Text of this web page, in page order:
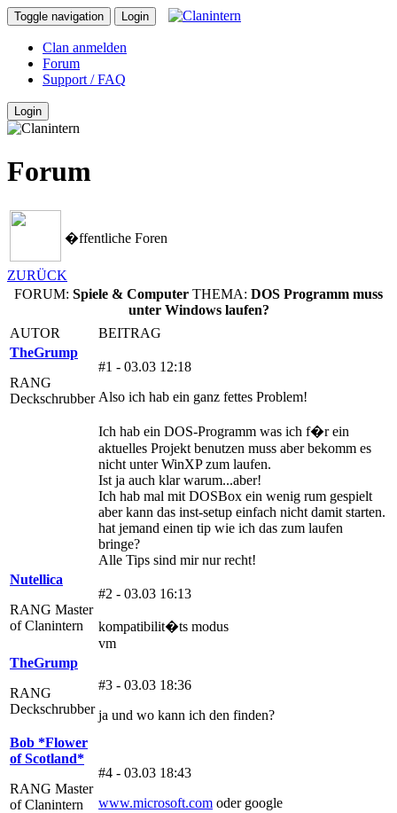
Toggle navigation Login
Clan anmelden
Forum
Support / FAQ
Login
Forum
�ffentliche Foren
ZURÜCK
FORUM: Spiele & Computer THEMA: DOS Programm muss
unter Windows laufen?
AUTOR
BEITRAG
TheGrump
RANG
Deckschrubber
#1 - 03.03 12:18
Also ich hab ein ganz fettes Problem!
Ich hab ein DOS-Programm was ich f�r ein
aktuelles Projekt benutzen muss aber bekomm es
nicht unter WinXP zum laufen.
Ist ja auch klar warum...aber!
Ich hab mal mit DOSBox ein wenig rum gespielt
aber kann das inst-setup einfach nicht damit starten.
hat jemand einen tip wie ich das zum laufen
bringe?
Alle Tips sind mir nur recht!
Nutellica
RANG Master
of Clanintern
#2 - 03.03 16:13
kompatibilit�ts modus
vm
TheGrump
RANG
Deckschrubber
#3 - 03.03 18:36
ja und wo kann ich den finden?
Bob *Flower
of Scotland*
RANG Master
of Clanintern
#4 - 03.03 18:43
www.microsoft.com oder google